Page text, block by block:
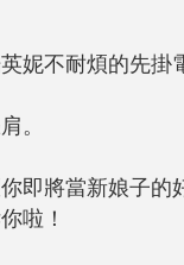
不耐煩的先掛
。
將當新娘子的
啦！